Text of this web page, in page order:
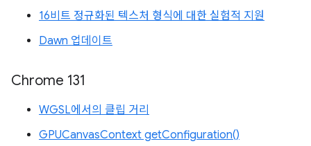
16비트 정규화된 텍스처 형식에 대한 실험적 지원
Dawn 업데이트
Chrome 131
WGSL에서의 클립 거리
GPUCanvasContext getConfiguration()